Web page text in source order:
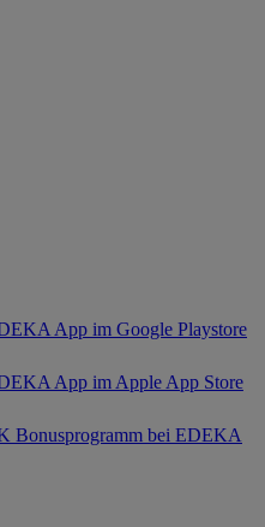
App im Google Playstore
App im Apple App Store
Bonusprogramm bei EDEKA